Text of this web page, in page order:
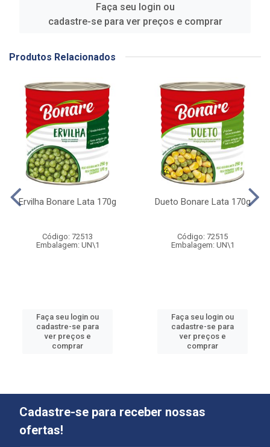
Faça seu login ou
cadastre-se para ver preços e comprar
Produtos Relacionados
Ervilha Bonare Lata 170g
Código: 72513
Embalagem: UN\1
Faça seu login ou
cadastre-se para
ver preços e
comprar
Dueto Bonare Lata 170g
Código: 72515
Embalagem: UN\1
Faça seu login ou
cadastre-se para
ver preços e
comprar
Cadastre-se para receber nossas
ofertas!